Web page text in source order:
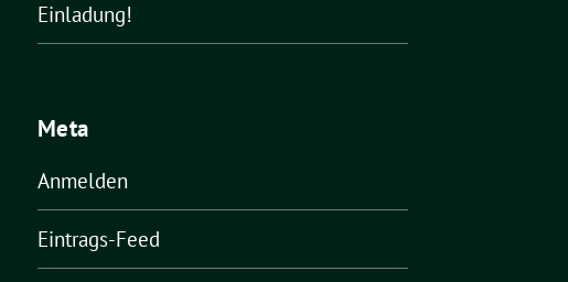
Einladung!
Meta
Anmelden
Eintrags-Feed